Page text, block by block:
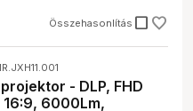
Összehasonlítás check_box_outline_blank
- DLP, FHD
6000Lm,